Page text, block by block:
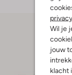
Wil je
jouw
klacht